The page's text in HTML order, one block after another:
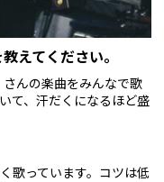
えてください。
んの楽曲をみんなで歌
て、汗だくになるほど盛
歌っています。コツは低